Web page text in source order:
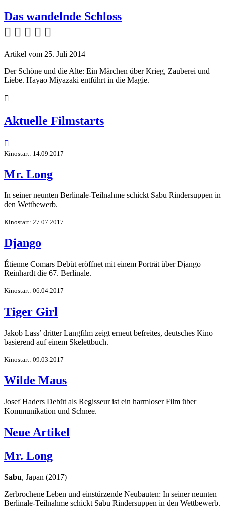
Das wandelnde Schloss
    
Artikel vom 25. Juli 2014
Der Schöne und die Alte: Ein Märchen über Krieg, Zauberei und
Liebe. Hayao Miyazaki entführt in die Magie.

Aktuelle Filmstarts

Kinostart: 14.09.2017
Mr. Long
In seiner neunten Berlinale-Teilnahme schickt Sabu Rindersuppen in
den Wettbewerb.
Kinostart: 27.07.2017
Django
Étienne Comars Debüt eröffnet mit einem Porträt über Django
Reinhardt die 67. Berlinale.
Kinostart: 06.04.2017
Tiger Girl
Jakob Lass’ dritter Langfilm zeigt erneut befreites, deutsches Kino
basierend auf einem Skelettbuch.
Kinostart: 09.03.2017
Wilde Maus
Josef Haders Debüt als Regisseur ist ein harmloser Film über
Kommunikation und Schnee.
Neue Artikel
Mr. Long
Sabu, Japan (2017)
Zerbrochene Leben und einstürzende Neubauten: In seiner neunten
Berlinale-Teilnahme schickt Sabu Rindersuppen in den Wettbewerb.